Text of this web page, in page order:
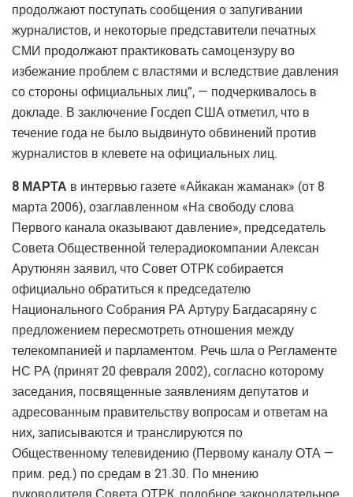
продолжают поступать сообщения о запугивании
журналистов, и некоторые представители печатных
СМИ продолжают практиковать самоцензуру во
избежание проблем с властями и вследствие давления
со стороны официальных лиц”, — подчеркивалось в
докладе. В заключение Госдеп США отметил, что в
течение года не было выдвинуто обвинений против
журналистов в клевете на официальных лиц.
8 МАРТА в интервью газете «Айкакан жаманак» (от 8
марта 2006), озаглавленном «На свободу слова
Первого канала оказывают давление», председатель
Совета Общественной телерадиокомпании Алексан
Арутюнян заявил, что Совет ОТРК собирается
официально обратиться к председателю
Национального Собрания РА Артуру Багдасаряну с
предложением пересмотреть отношения между
телекомпанией и парламентом. Речь шла о Регламенте
НС РА (принят 20 февраля 2002), согласно которому
заседания, посвященные заявлениям депутатов и
адресованным правительству вопросам и ответам на
них, записываются и транслируются по
Общественному телевидению (Первому каналу ОТА —
прим. ред.) по средам в 21.30. По мнению